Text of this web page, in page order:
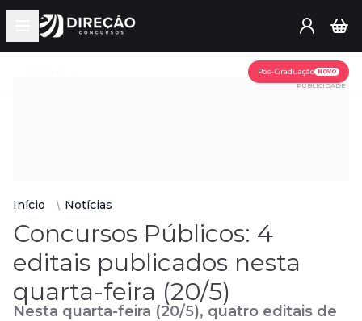
Open main menu
Pós-Graduação NOVO
PUBLICIDADE
Início Notícias
Concursos Públicos: 4
editais publicados nesta
quarta-feira (20/5)
Nesta quarta-feira (20/5), quatro editais de